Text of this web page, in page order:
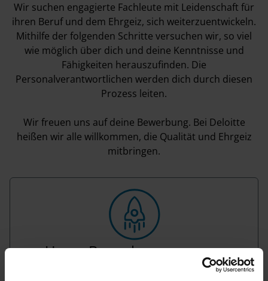
Wir suchen engagierte Fachleute mit Leidenschaft für
ihren Beruf und dem Ehrgeiz, sich weiterzuentwickeln.
Mithilfe der folgenden Schritte versuchen wir, so viel
wie möglich über dich und deine Kenntnisse und
Fähigkeiten herauszufinden. Die
Personalverantwortlichen werden dich durch diesen
Prozess leiten.
Wir freuen uns auf deine Bewerbung. Bei Deloitte
heißen wir alle willkommen, die Qualität und Ehrgeiz
mitbringen.
Unser Bewerbungsprozess